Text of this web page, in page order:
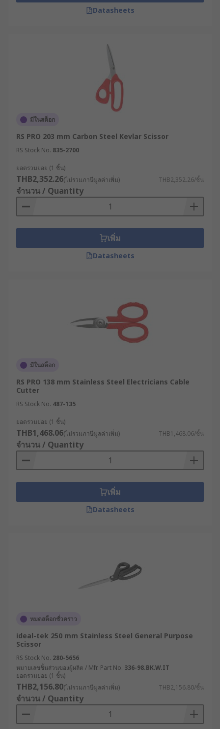
Datasheets
มีในสต็อก
RS PRO 203 mm Carbon Steel Kevlar Scissor
RS Stock No. 835-2700
ยอดรวมย่อย (1 ชิ้น)
THB2,352.26(ไม่รวมภาษีมูลค่าเพิ่ม) THB2,352.26/ชิ้น
จำนวน / Quantity
เพิ่ม
Datasheets
มีในสต็อก
RS PRO 138 mm Stainless Steel Electricians Cable
Cutter
RS Stock No. 487-135
ยอดรวมย่อย (1 ชิ้น)
THB1,468.06(ไม่รวมภาษีมูลค่าเพิ่ม) THB1,468.06/ชิ้น
จำนวน / Quantity
เพิ่ม
Datasheets
หมดสต็อกชั่วคราว
ideal-tek 250 mm Stainless Steel General Purpose
Scissor
RS Stock No. 280-5656
หมายเลขชิ้นส่วนของผู้ผลิต / Mfr. Part No. 336-98.BK.W.IT
ยอดรวมย่อย (1 ชิ้น)
THB2,156.80(ไม่รวมภาษีมูลค่าเพิ่ม) THB2,156.80/ชิ้น
จำนวน / Quantity